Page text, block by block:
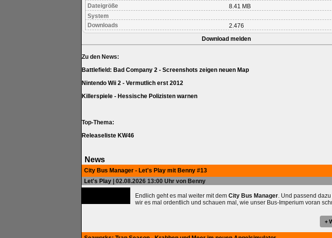
Dateigröße
8.41 MB
System
Downloads
2.476
Download melden
Zu den News:
Battlefield: Bad Company 2 - Screenshots zeigen neuen Map
Nintendo Wii 2 - Vermutlich erst 2012
Killerspiele - Hessische Polizisten warnen
Top-Thema:
Releaseliste KW46
News
City Bus Manager - Let's Play mit Benny #13
Let's Play | 02.08.2026 13:00 Uhr von Benny
Endlich geht es mal weiter mit dem City Bus Manager. Und passend
wir es mal ordentlich und schauen mal, wie unser Bus-Imperium voran
+